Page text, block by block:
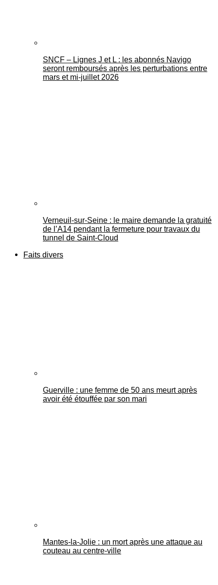
SNCF – Lignes J et L : les abonnés Navigo
seront remboursés après les perturbations entre
mars et mi-juillet 2026
Verneuil-sur-Seine : le maire demande la gratuité
de l’A14 pendant la fermeture pour travaux du
tunnel de Saint-Cloud
Faits divers
Guerville : une femme de 50 ans meurt après
avoir été étouffée par son mari
Mantes-la-Jolie : un mort après une attaque au
couteau au centre-ville